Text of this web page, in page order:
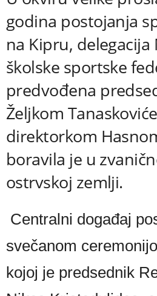
godina postojanja
na Kipru,
školske sportske
predvođena
Željkom
direktorkom
boravila je u
ostrvskoj zemlji.
Centralni događaj
svečanom
kojoj je predsednik